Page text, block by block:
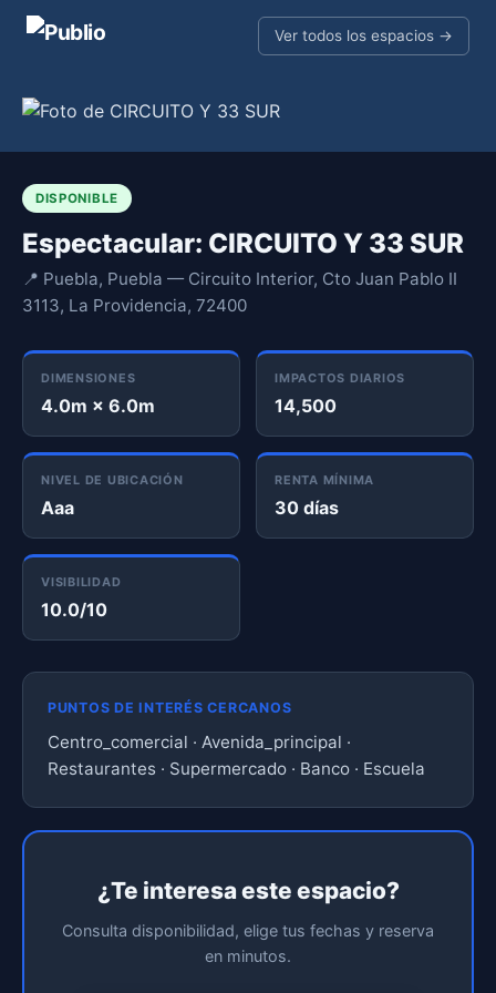
Ver todos los espacios →
DISPONIBLE
Espectacular: CIRCUITO Y 33 SUR
📍 Puebla, Puebla — Circuito Interior, Cto Juan Pablo II
3113, La Providencia, 72400
DIMENSIONES
4.0m × 6.0m
IMPACTOS DIARIOS
14,500
NIVEL DE UBICACIÓN
Aaa
RENTA MÍNIMA
30 días
VISIBILIDAD
10.0/10
PUNTOS DE INTERÉS CERCANOS
Centro_comercial · Avenida_principal ·
Restaurantes · Supermercado · Banco · Escuela
¿Te interesa este espacio?
Consulta disponibilidad, elige tus fechas y reserva
en minutos.